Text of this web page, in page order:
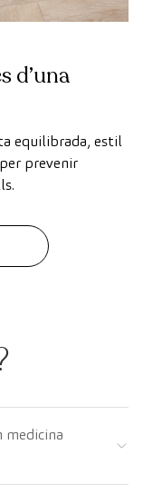
d’una
equilibrada, estil
prevenir
medicina